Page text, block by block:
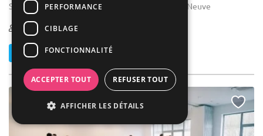
Salle de séminaire : Situé au coeur de Louvain-la-Neuve
1-504
Contacter
NOUVEAU
PERFORMANCE
CIBLAGE
FONCTIONNALITÉ
ACCEPTER TOUT REFUSER TOUT
AFFICHER LES DÉTAILS